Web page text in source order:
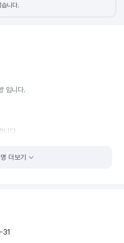
습니다.
입니다.
니다
더보기
31